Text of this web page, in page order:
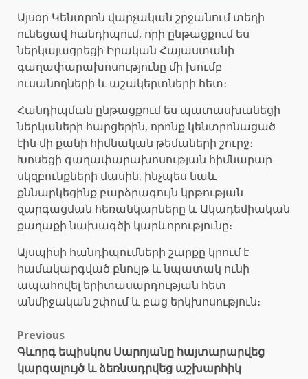
Այսօր Կենտրոն վարչական շրջանում տեղի
ունեցավ հանդիպում, որի ընթացքում ես
ներկայացրեցի Իրական Հայաստանի
գաղափարախոսությունը մի խումբ
ուսանողների և աշակերտների հետ։
Հանդիպման ընթացքում ես պատասխանեցի
ներկաների հարցերին, որոնք կենտրոնացած
էին մի քանի հիմնական թեմաների շուրջ։
Խոսեցի գաղափարախոսության հիմնարար
սկզբունքների մասին, ինչպես նաև
քննարկեցինք բարձրագույն կրթության
զարգացման հեռանկարները և Ակադեմիական
քաղաքի նախագծի կարևորությունը։
Այսպիսի հանդիպումների շարքը կրում է
համակարգված բնույթ և նպատակ ունի
ապահովել երիտասարդության հետ
անմիջական շփում և բաց երկխոսություն։
Post
navigation
Previous
Գևորգ եպիսկոս Սարոյանը հայտարարվեց
կարգալույծ և ձեռնադրվեց աշխարհիկ